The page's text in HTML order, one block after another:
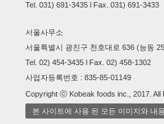
Tel. 031) 691-3435 l Fax. 031) 691-3433
서울사무소
서울특별시 광진구 천호대로 636 (능동
Tel. 02) 454-3435 l Fax. 02) 458-1302
사업자등록번호 : 835-85-01149
Copyright ⓒ Kobeak foods inc., 2017.
본 사이트에 사용 된 모든 이미지와 내